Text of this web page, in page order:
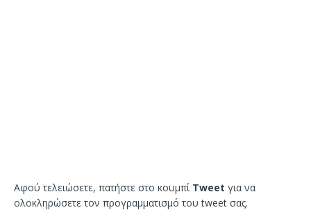
Αφού τελειώσετε, πατήστε στο κουμπί Tweet για να
ολοκληρώσετε τον προγραμματισμό του tweet σας.